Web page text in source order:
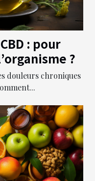
: pour
?
douleurs chroniques